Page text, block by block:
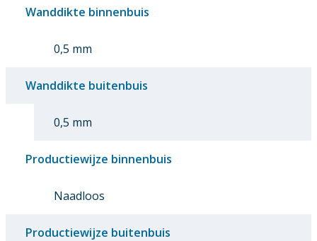
Wanddikte binnenbuis
0,5 mm
Wanddikte buitenbuis
0,5 mm
Productiewijze binnenbuis
Naadloos
Productiewijze buitenbuis